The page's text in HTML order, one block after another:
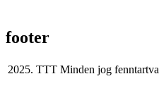
footer
2025. TTT Minden jog fenntartva